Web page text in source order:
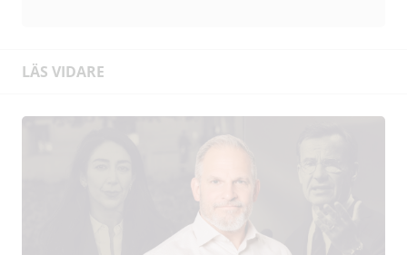
LÄS VIDARE